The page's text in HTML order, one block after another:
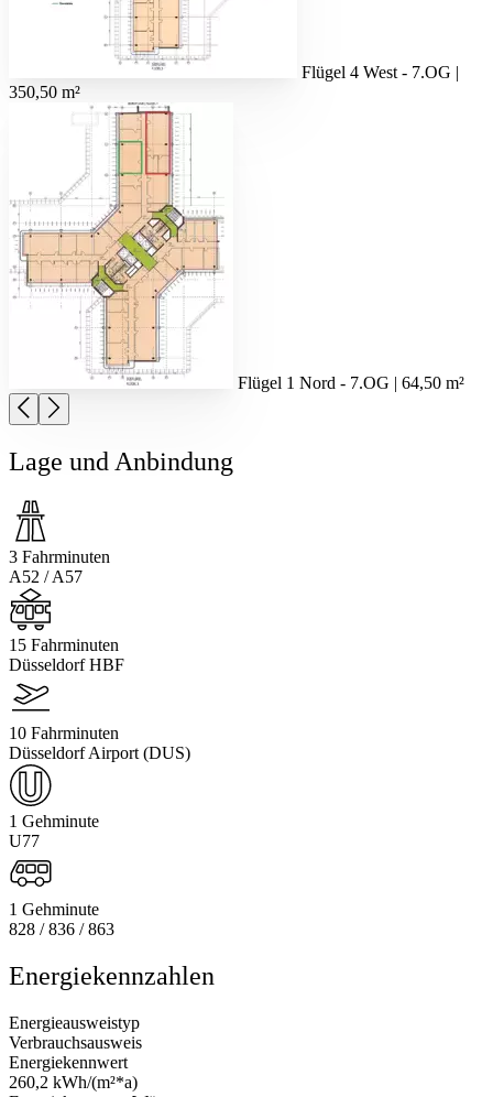
Flügel 4 West - 7.OG |
350,50 m²
Flügel 1 Nord - 7.OG | 64,50 m²
Lage und Anbindung
3 Fahrminuten
A52 / A57
15 Fahrminuten
Düsseldorf HBF
10 Fahrminuten
Düsseldorf Airport (DUS)
1 Gehminute
U77
1 Gehminute
828 / 836 / 863
Energiekennzahlen
Energieausweistyp
Verbrauchsausweis
Energiekennwert
260,2 kWh/(m²*a)